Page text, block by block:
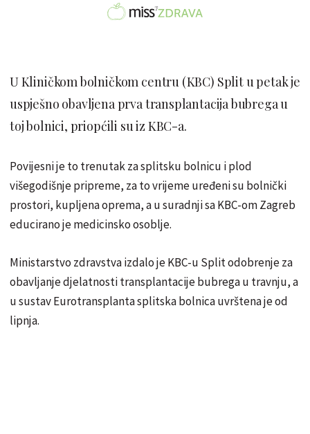
U Kliničkom bolničkom centru (KBC) Split u petak je
uspješno obavljena prva transplantacija bubrega u
toj bolnici, priopćili su iz KBC-a.
Povijesni je to trenutak za splitsku bolnicu i plod
višegodišnje pripreme, za to vrijeme uređeni su bolnički
prostori, kupljena oprema, a u suradnji sa KBC-om Zagreb
educirano je medicinsko osoblje​.
Ministarstvo zdravstva izdalo je KBC-u Split odobrenje za
obavljanje djelatnosti transplantacije bubrega u travnju, a
u sustav Eurotransplanta splitska bolnica uvrštena je od
lipnja.